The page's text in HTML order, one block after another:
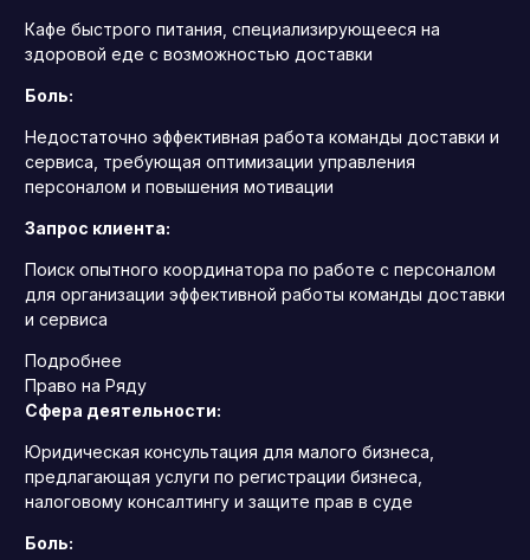
Кафе быстрого питания, специализирующееся на
здоровой еде с возможностью доставки
Боль:
Недостаточно эффективная работа команды доставки и
сервиса, требующая оптимизации управления
персоналом и повышения мотивации
Запрос клиента:
Поиск опытного координатора по работе с персоналом
для организации эффективной работы команды доставки
и сервиса
Подробнее
Право на Ряду
Сфера деятельности:
Юридическая консультация для малого бизнеса,
предлагающая услуги по регистрации бизнеса,
налоговому консалтингу и защите прав в суде
Боль: